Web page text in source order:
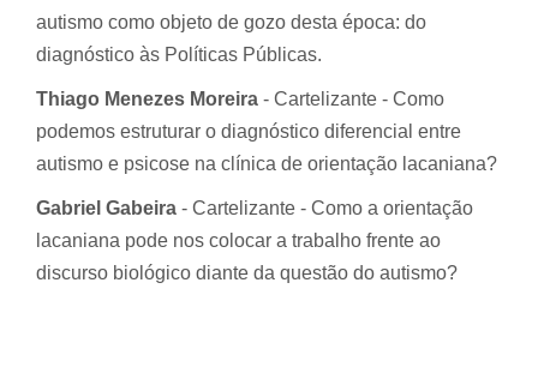
autismo como objeto de gozo desta época: do
diagnóstico às Políticas Públicas.
Thiago Menezes Moreira - Cartelizante - Como
podemos estruturar o diagnóstico diferencial entre
autismo e psicose na clínica de orientação lacaniana?
Gabriel Gabeira - Cartelizante - Como a orientação
lacaniana pode nos colocar a trabalho frente ao
discurso biológico diante da questão do autismo?